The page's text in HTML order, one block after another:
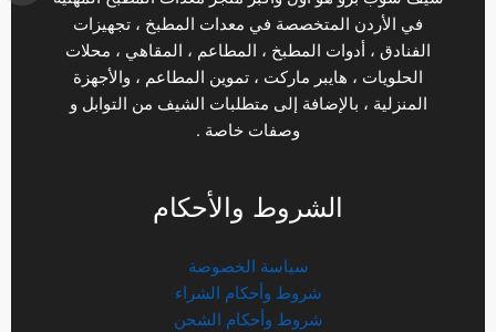
في الأردن المتخصصة في معدات المطبخ ، تجهيزات
الفنادق ، أدوات المطبخ ، المطاعم ، المقاهي ، محلات
الحلويات ، هايبر ماركت ، تموين المطاعم ، والأجهزة
المنزلية ، بالإضافة إلى متطلبات الشيف من التوابل و
وصفات خاصة .
الشروط والأحكام
سياسة الخصوصة
شروط وأحكام الشراء
شروط وأحكام الشحن